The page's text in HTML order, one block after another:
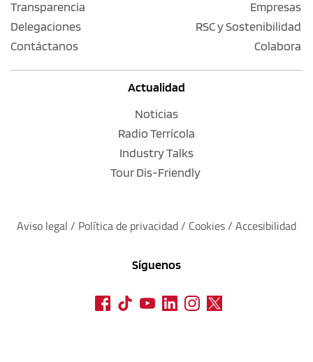
Transparencia
Delegaciones
Contáctanos
Empresas
RSC y Sostenibilidad
Colabora
Actualidad
Noticias
Radio Terrícola
Industry Talks
Tour Dis-Friendly
Aviso legal / Política de privacidad / Cookies / Accesibilidad
Síguenos